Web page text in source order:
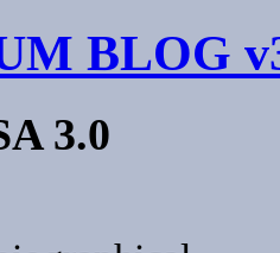
BLOG
3.0